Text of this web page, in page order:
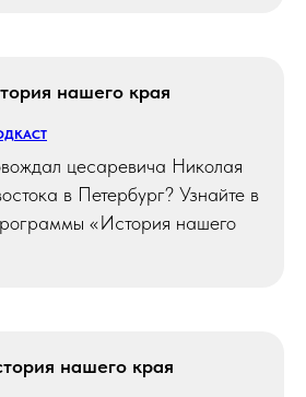
нашего края
цесаревича Николая
в Петербург? Узнайте в
«История нашего
нашего края